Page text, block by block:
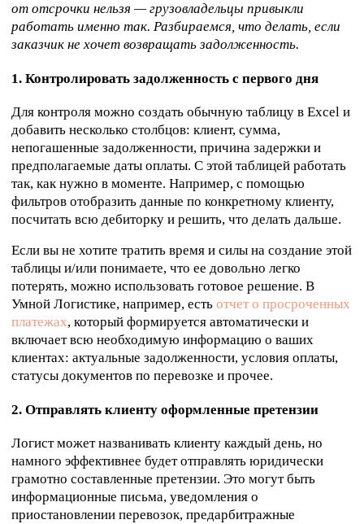
от отсрочки нельзя — грузовладельцы привыкли
работать именно так. Разбираемся, что делать, если
заказчик не хочет возвращать задолженность.
1. Контролировать задолженность с первого дня
Для контроля можно создать обычную таблицу в Excel и
добавить несколько столбцов: клиент, сумма,
непогашенные задолженности, причина задержки и
предполагаемые даты оплаты. С этой таблицей работать
так, как нужно в моменте. Например, с помощью
фильтров отобразить данные по конкретному клиенту,
посчитать всю дебиторку и решить, что делать дальше.
Если вы не хотите тратить время и силы на создание этой
таблицы и/или понимаете, что ее довольно легко
потерять, можно использовать готовое решение. В
Умной Логистике, например, есть отчет о просроченных
платежах, который формируется автоматически и
включает всю необходимую информацию о ваших
клиентах: актуальные задолженности, условия оплаты,
статусы документов по перевозке и прочее.
2. Отправлять клиенту оформленные претензии
Логист может названивать клиенту каждый день, но
намного эффективнее будет отправлять юридически
грамотно составленные претензии. Это могут быть
информационные письма, уведомления о
приостановлении перевозок, предарбитражные